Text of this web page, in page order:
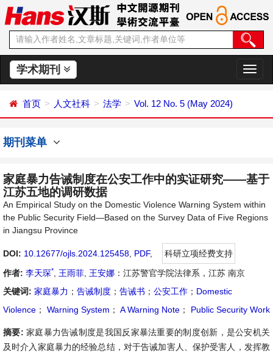
学术期刊
切
换
首页 人文社科 法学 Vol. 12 No. 5 (May 2024)
期刊菜单
家庭暴力告诫制度在公安工作中的实证研究——基于
江苏五地的调研数据
An Empirical Study on the Domestic Violence Warning System within
the Public Security Field—Based on the Survey Data of Five Regions
in Jiangsu Province
DOI: 10.12677/ojls.2024.125458 PDF,
科研立项经费支持
作者: 李天琛* 王雨菲 王安娜 ：江苏警官学院法律系，江苏 南京
关键词: 家庭暴力 ； 告诫制度 ； 告诫书 ； 公安工作 ； Domestic
Violence ； Warning System ； A Warning Note ； Public Security Work
摘要: 家庭暴力告诫制度是我国反家暴法重要的制度创新，是公安机关
及时介入家庭暴力的经验总结，对于告诫加害人、保护受害人，发挥教